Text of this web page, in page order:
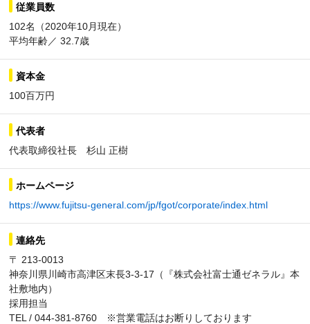
従業員数
102名（2020年10月現在）
平均年齢／ 32.7歳
資本金
100百万円
代表者
代表取締役社長 杉山 正樹
ホームページ
https://www.fujitsu-general.com/jp/fgot/corporate/index.html
連絡先
〒 213-0013
神奈川県川崎市高津区末長3-3-17（『株式会社富士通ゼネラル』本
社敷地内）
採用担当
TEL / 044-381-8760 ※営業電話はお断りしております